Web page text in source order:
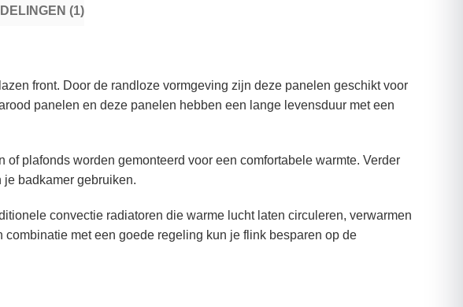
(1)
front. Door de randloze vormgeving zijn deze panelen geschikt voor
panelen en deze panelen hebben een lange levensduur met een
plafonds worden gemonteerd voor een comfortabele warmte. Verder
badkamer gebruiken.
convectie radiatoren die warme lucht laten circuleren, verwarmen
met een goede regeling kun je flink besparen op de